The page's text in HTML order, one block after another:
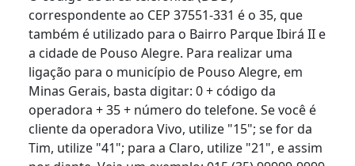
correspondente ao CEP 37551-331 é o 35, que
também é utilizado para o Bairro Parque Ibirá II e
a cidade de Pouso Alegre. Para realizar uma
ligação para o município de Pouso Alegre, em
Minas Gerais, basta digitar: 0 + código da
operadora + 35 + número do telefone. Se você é
cliente da operadora Vivo, utilize "15"; se for da
Tim, utilize "41"; para a Claro, utilize "21", e assim